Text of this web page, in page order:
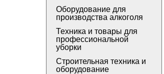
Оборудование для
производства алкоголя
Техника и товары для
профессиональной
уборки
Строительная техника и
оборудование